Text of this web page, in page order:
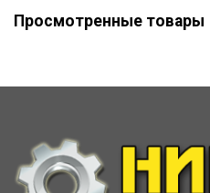
Просмотренные товары